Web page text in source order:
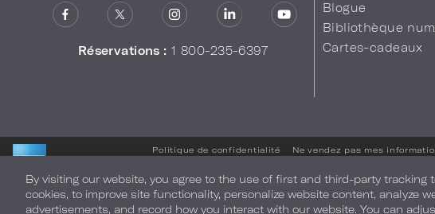
Réservations : 1 800-235-6397
Blogue
Bibliothèque
Cartes-cadeaux
LOEWS HOTELS & CO
WARMLY WELCOMES
Politique de confidentialité Ne vendez pas mes
Vos
By visiting our website, you agree to the use of first and third-party tracking
cookies, to improve site functionality, personalize website content, analyze
advertisements, and record how you interact with our website. You can